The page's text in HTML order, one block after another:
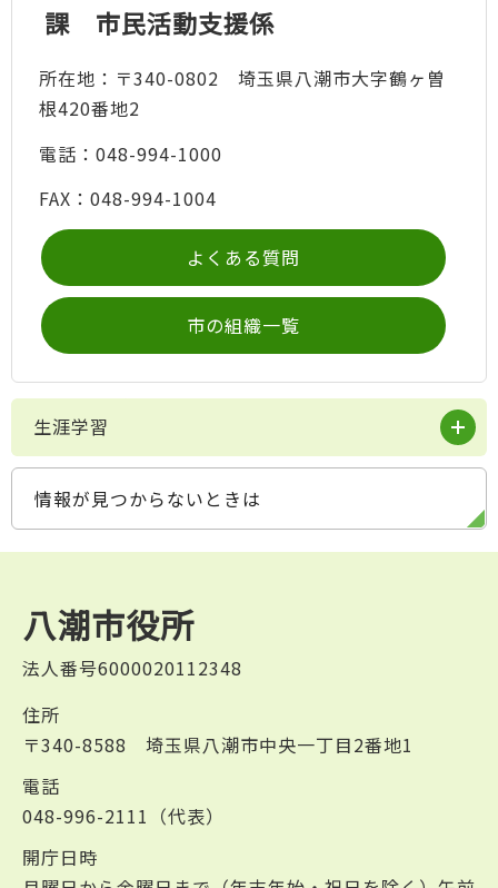
課 市民活動支援係
所在地：〒340-0802 埼玉県八潮市大字鶴ヶ曽
根420番地2
電話：048-994-1000
FAX：048-994-1004
よくある質問
市の組織一覧
生涯学習
情報が見つからないときは
八潮市役所
法人番号6000020112348
住所
〒340-8588 埼玉県八潮市中央一丁目2番地1
電話
048-996-2111（代表）
開庁日時